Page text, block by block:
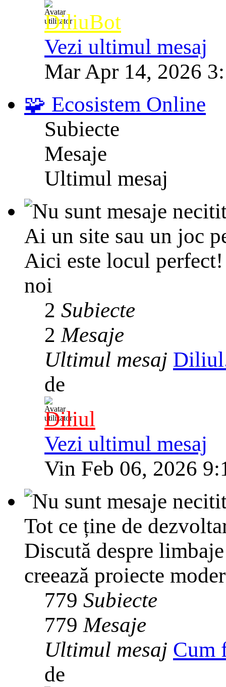
DiliuBot
Vezi ultimul mesaj
Mar Apr 14, 2026
🧩 Ecosistem Online
Subiecte
Mesaje
Ultimul mesaj
Ai un site sau un joc
Aici este locul
noi
2 Subiecte
2Mesaje
Ultimul mesaj
de
Diliul
Vezi ultimul mesaj
Vin Feb 06, 2026
Tot ce ține de
Discută despre
creează proiecte
779 Subiecte
779Mesaje
Ultimul mesaj Cum
de